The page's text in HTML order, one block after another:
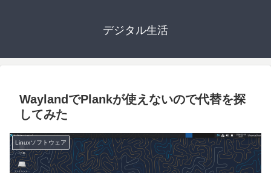
デジタル生活
WaylandでPlankが使えないので代替を探
してみた
Linuxソフトウェア